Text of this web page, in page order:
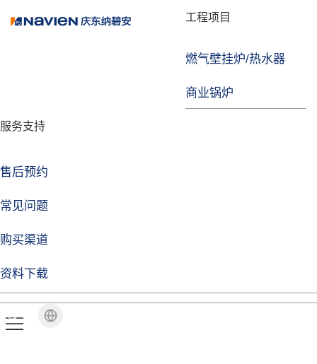
工程项目
燃气壁挂炉/热水器
商业锅炉
服务支持
售后预约
常见问题
购买渠道
资料下载
品牌故事
技术实力
企业动态
焦点注册Life
品牌视角